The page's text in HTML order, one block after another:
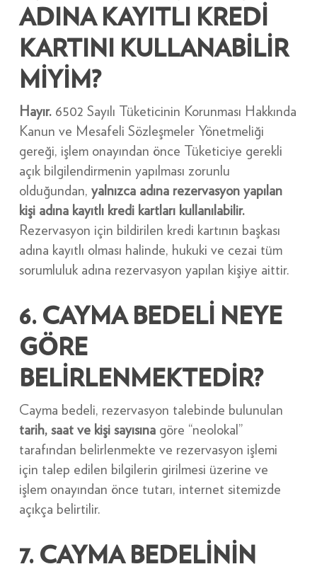
ADINA KAYITLI KREDİ
KARTINI KULLANABİLİR
MİYİM?
Hayır.6502 Sayılı Tüketicinin Korunması Hakkında
Kanun ve Mesafeli Sözleşmeler Yönetmeliği
gereği, işlem onayından önce Tüketiciye gerekli
açık bilgilendirmenin yapılması zorunlu
olduğundan, yalnızca adına rezervasyon yapılan
kişi adına kayıtlı kredi kartları kullanılabilir.
Rezervasyon için bildirilen kredi kartının başkası
adına kayıtlı olması halinde, hukuki ve cezai tüm
sorumluluk adına rezervasyon yapılan kişiye aittir.
6. CAYMA BEDELİ NEYE
GÖRE
BELİRLENMEKTEDİR?
Cayma bedeli, rezervasyon talebinde bulunulan
tarih, saat ve kişi sayısınagöre “neolokal”
tarafından belirlenmekte ve rezervasyon işlemi
için talep edilen bilgilerin girilmesi üzerine ve
işlem onayından önce tutarı, internet sitemizde
açıkça belirtilir.
7. CAYMA BEDELİNİN